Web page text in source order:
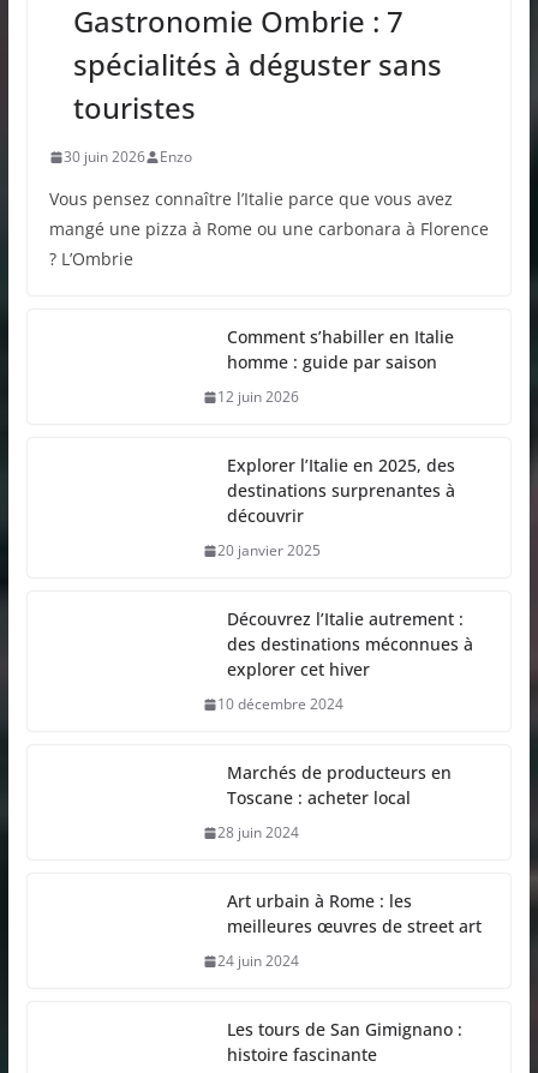
Gastronomie Ombrie : 7
spécialités à déguster sans
touristes
30 juin 2026 Enzo
Vous pensez connaître l’Italie parce que vous avez
mangé une pizza à Rome ou une carbonara à Florence
? L’Ombrie
Comment s’habiller en Italie
homme : guide par saison
12 juin 2026
Explorer l’Italie en 2025, des
destinations surprenantes à
découvrir
20 janvier 2025
Découvrez l’Italie autrement :
des destinations méconnues à
explorer cet hiver
10 décembre 2024
Marchés de producteurs en
Toscane : acheter local
28 juin 2024
Art urbain à Rome : les
meilleures œuvres de street art
24 juin 2024
Les tours de San Gimignano :
histoire fascinante